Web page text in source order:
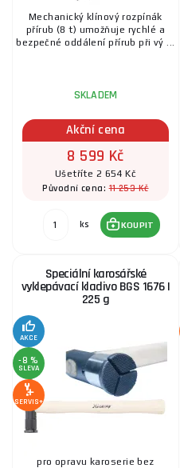
Mechanický klínový rozpínák
přírub (8 t) umožňuje rychlé a
bezpečné oddálení přírub při vý ...
SKLADEM
Akční cena
8 599 Kč
Ušetříte 2 654 Kč
Původní cena:11 253 Kč
ks KOUPIT
Speciální karosářské
vyklepávací kladivo BGS 1676 |
225 g
AKCE
-8 %
SLEVA
SERVIS+
pro opravu karoserie bez